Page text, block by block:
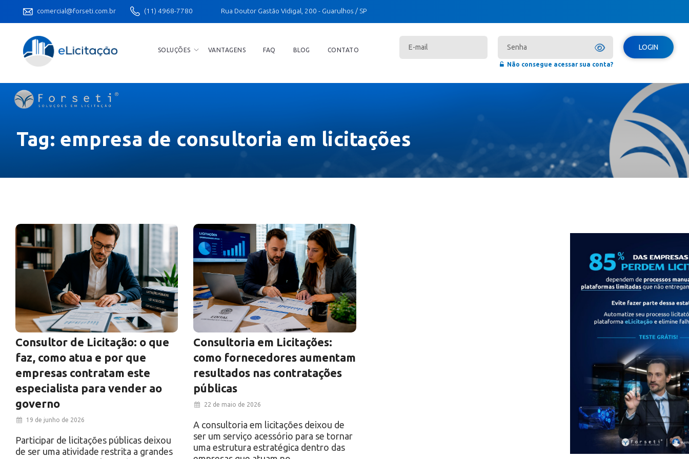
comercial@forseti.com.br (11) 4968-7780 Rua Doutor Gastão Vidigal, 200 - Guarulhos / SP
SOLUÇÕES VANTAGENS FAQ BLOG CONTATO
Não consegue acessar sua conta?
LOGIN
Tag: empresa de consultoria em licitações
Consultor de Licitação: o que
faz, como atua e por que
empresas contratam este
especialista para vender ao
governo
19 de junho de 2026
Participar de licitações públicas deixou
de ser uma atividade restrita a grandes
Consultoria em Licitações:
como fornecedores aumentam
resultados nas contratações
públicas
22 de maio de 2026
A consultoria em licitações deixou de
ser um serviço acessório para se tornar
uma estrutura estratégica dentro das